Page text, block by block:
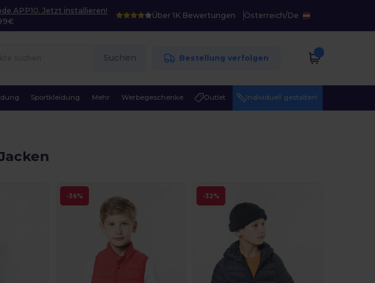
APP10. Jetzt installieren!
Über 1K Bewertungen Österreich/De
Suchen Bestellung verfolgen
Sportkleidung Mehr Werbegeschenke Outlet Individuell gestalten!
-36% -32%